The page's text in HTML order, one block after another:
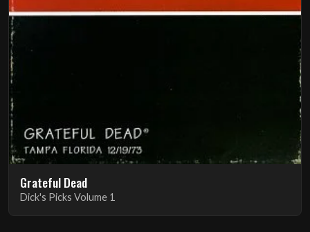
Grateful Dead
Dick's Picks Volume 1